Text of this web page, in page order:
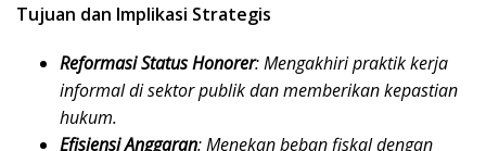
Tujuan dan Implikasi Strategis
Reformasi Status Honorer: Mengakhiri praktik kerja
informal di sektor publik dan memberikan kepastian
hukum.
Efisiensi Anggaran: Menekan beban fiskal dengan